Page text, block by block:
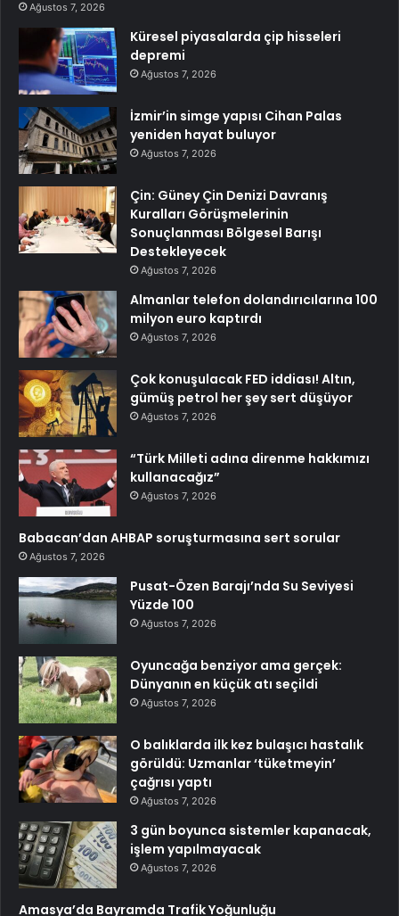
Ağustos 7, 2026
Küresel piyasalarda çip hisseleri
depremi
Ağustos 7, 2026
İzmir’in simge yapısı Cihan Palas
yeniden hayat buluyor
Ağustos 7, 2026
Çin: Güney Çin Denizi Davranış
Kuralları Görüşmelerinin
Sonuçlanması Bölgesel Barışı
Destekleyecek
Ağustos 7, 2026
Almanlar telefon dolandırıcılarına 100
milyon euro kaptırdı
Ağustos 7, 2026
Çok konuşulacak FED iddiası! Altın,
gümüş petrol her şey sert düşüyor
Ağustos 7, 2026
“Türk Milleti adına direnme hakkımızı
kullanacağız”
Ağustos 7, 2026
Babacan’dan AHBAP soruşturmasına sert sorular
Ağustos 7, 2026
Pusat-Özen Barajı’nda Su Seviyesi
Yüzde 100
Ağustos 7, 2026
Oyuncağa benziyor ama gerçek:
Dünyanın en küçük atı seçildi
Ağustos 7, 2026
O balıklarda ilk kez bulaşıcı hastalık
görüldü: Uzmanlar ‘tüketmeyin’
çağrısı yaptı
Ağustos 7, 2026
3 gün boyunca sistemler kapanacak,
işlem yapılmayacak
Ağustos 7, 2026
Amasya’da Bayramda Trafik Yoğunluğu